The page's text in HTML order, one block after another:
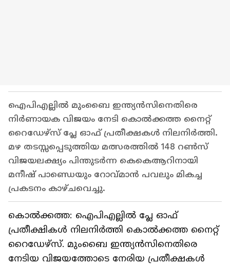
ഐപിഎല്ലിൽ മുംബൈ ഇന്ത്യൻസിനെതിരെ
നിർണായക വിജയം നേടി കൊൽക്കത്ത നൈറ്റ്
റൈഡേഴ്സ് പ്ലേ ഓഫ് പ്രതീക്ഷകൾ നിലനിർത്തി.
മഴ തടസ്സപ്പെടുത്തിയ മത്സരത്തിൽ 148 റൺസ്
വിജയലക്ഷ്യം പിന്തുടർന്ന കെകെആറിനായി
മനീഷ് പാണ്ഡെയും റോവ്മാൻ പവലും മികച്ച
പ്രകടനം കാഴ്ചവെച്ചു.
കൊല്‍ക്കത്ത: ഐപിഎല്ലില്‍ പ്ലേ ഓഫ്
പ്രതീക്ഷികൾ നിലനിർത്തി കൊല്‍ക്കത്ത നൈറ്റ്
റൈഡേഴ്സ്. മുംബൈ ഇന്ത്യൻസിനെതിരെ
നേടിയ വിജയത്തോടെ നേരിയ പ്രതീക്ഷകൾ